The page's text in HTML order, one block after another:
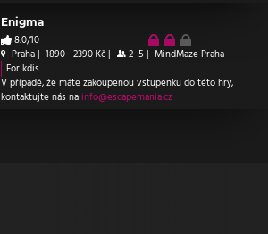
Enigma
8.0/10
Praha| 1890– 2390 Kč| 2–5 | MindMaze Praha
For kdis
V případě, že máte zakoupenou vstupenku do této hry,
kontaktujte nás nainfo@escapemania.cz